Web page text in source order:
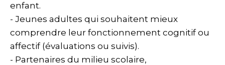
enfant.
- Jeunes adultes qui souhaitent mieux
comprendre leur fonctionnement cognitif ou
affectif (évaluations ou suivis).
- Partenaires du milieu scolaire,